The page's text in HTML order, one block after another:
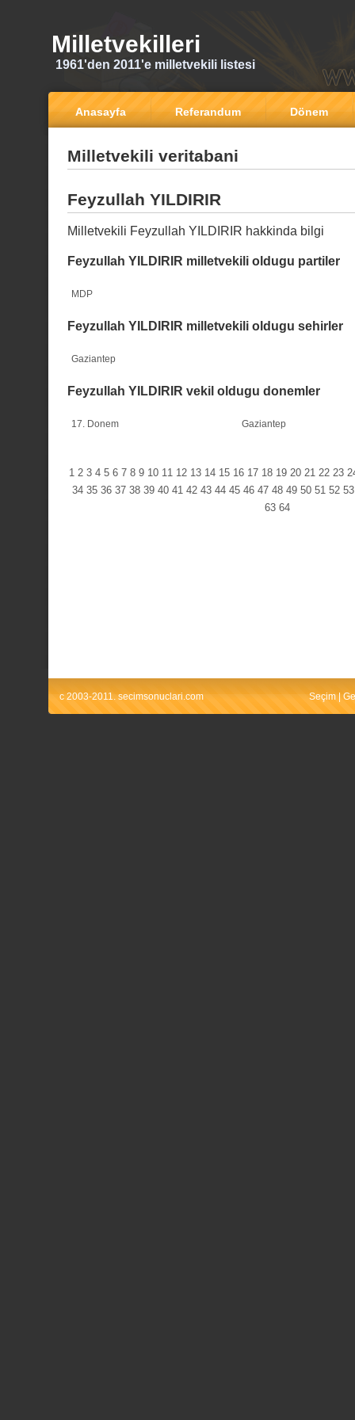
Milletvekilleri
1961'den 2011'e milletvekili listesi
Anasayfa Referandum Dönem
Milletvekili veritabani
Feyzullah YILDIRIR
Milletvekili Feyzullah YILDIRIR hakkinda bilgi
Feyzullah YILDIRIR milletvekili oldugu partiler
MDP
Feyzullah YILDIRIR milletvekili oldugu sehirler
Gaziantep
Feyzullah YILDIRIR vekil oldugu donemler
17. Donem Gaziantep
1 2 3 4 5 6 7 8 9 10 11 12 13 14 15 16 17 18 19 20 21 22 23
34 35 36 37 38 39 40 41 42 43 44 45 46 47 48 49 50 51 52 53
63 64
c 2003-2011. secimsonuclari.com Seçim